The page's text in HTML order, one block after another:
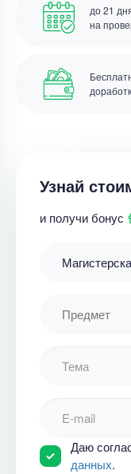
до 21
на
Узнай
и получи бонус
Даю
данных.